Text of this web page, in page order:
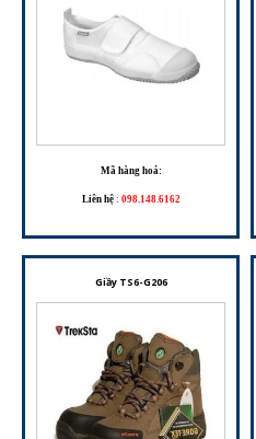
Mã hàng hoá:
Liên hệ : 098.148.6162
Giầy TS6-G206